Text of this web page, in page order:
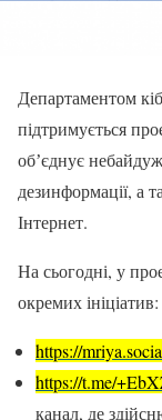
Департаментом
підтримується
обʼєднує
дезинформації, а
Інтернет.
На сьогодні, у
окремих ініціатив:
https://
https://t.me/
канал, де